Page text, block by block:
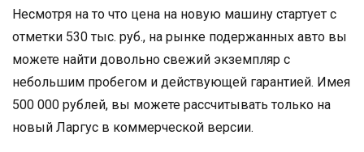
Несмотря на то что цена на новую машину стартует с
отметки 530 тыс. руб., на рынке подержанных авто вы
можете найти довольно свежий экземпляр с
небольшим пробегом и действующей гарантией. Имея
500 000 рублей, вы можете рассчитывать только на
новый Ларгус в коммерческой версии.